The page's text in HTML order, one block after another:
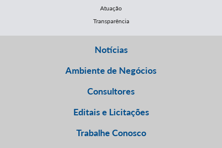
Atuação
Transparência
Notícias
Ambiente de Negócios
Consultores
Editais e Licitações
Trabalhe Conosco